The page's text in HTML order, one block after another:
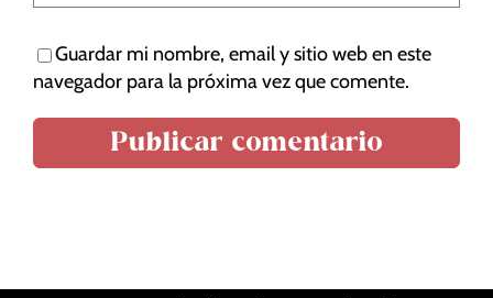
Guardar mi nombre, email y sitio web en este
navegador para la próxima vez que comente.
Tus ajustes pueden estar impidiendo que veas